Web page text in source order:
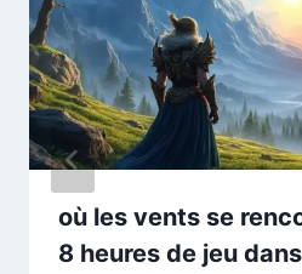
où les vents se
8 heures de jeu